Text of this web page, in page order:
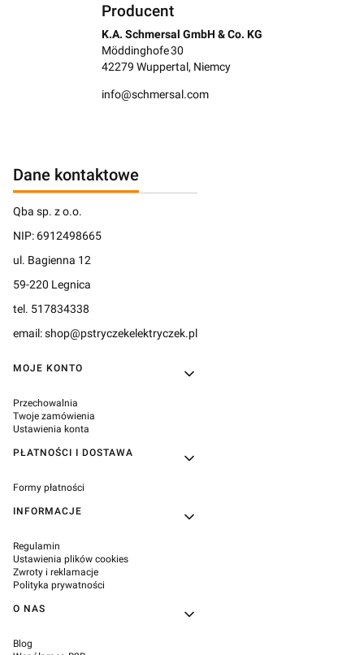
Producent
K.A. Schmersal GmbH & Co. KG
Möddinghofe 30
42279 Wuppertal, Niemcy
info@schmersal.com
Dane kontaktowe
Qba sp. z o.o.
NIP: 6912498665
ul. Bagienna 12
59-220 Legnica
tel. 517834338
email: shop@pstryczekelektryczek.pl
Linki w stopce
MOJE KONTO
Przechowalnia
Twoje zamówienia
Ustawienia konta
PŁATNOŚCI I DOSTAWA
Formy płatności
INFORMACJE
Regulamin
Ustawienia plików cookies
Zwroty i reklamacje
Polityka prywatności
O NAS
Blog